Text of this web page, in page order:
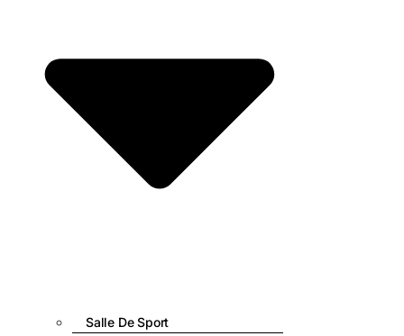
Salle De Sport